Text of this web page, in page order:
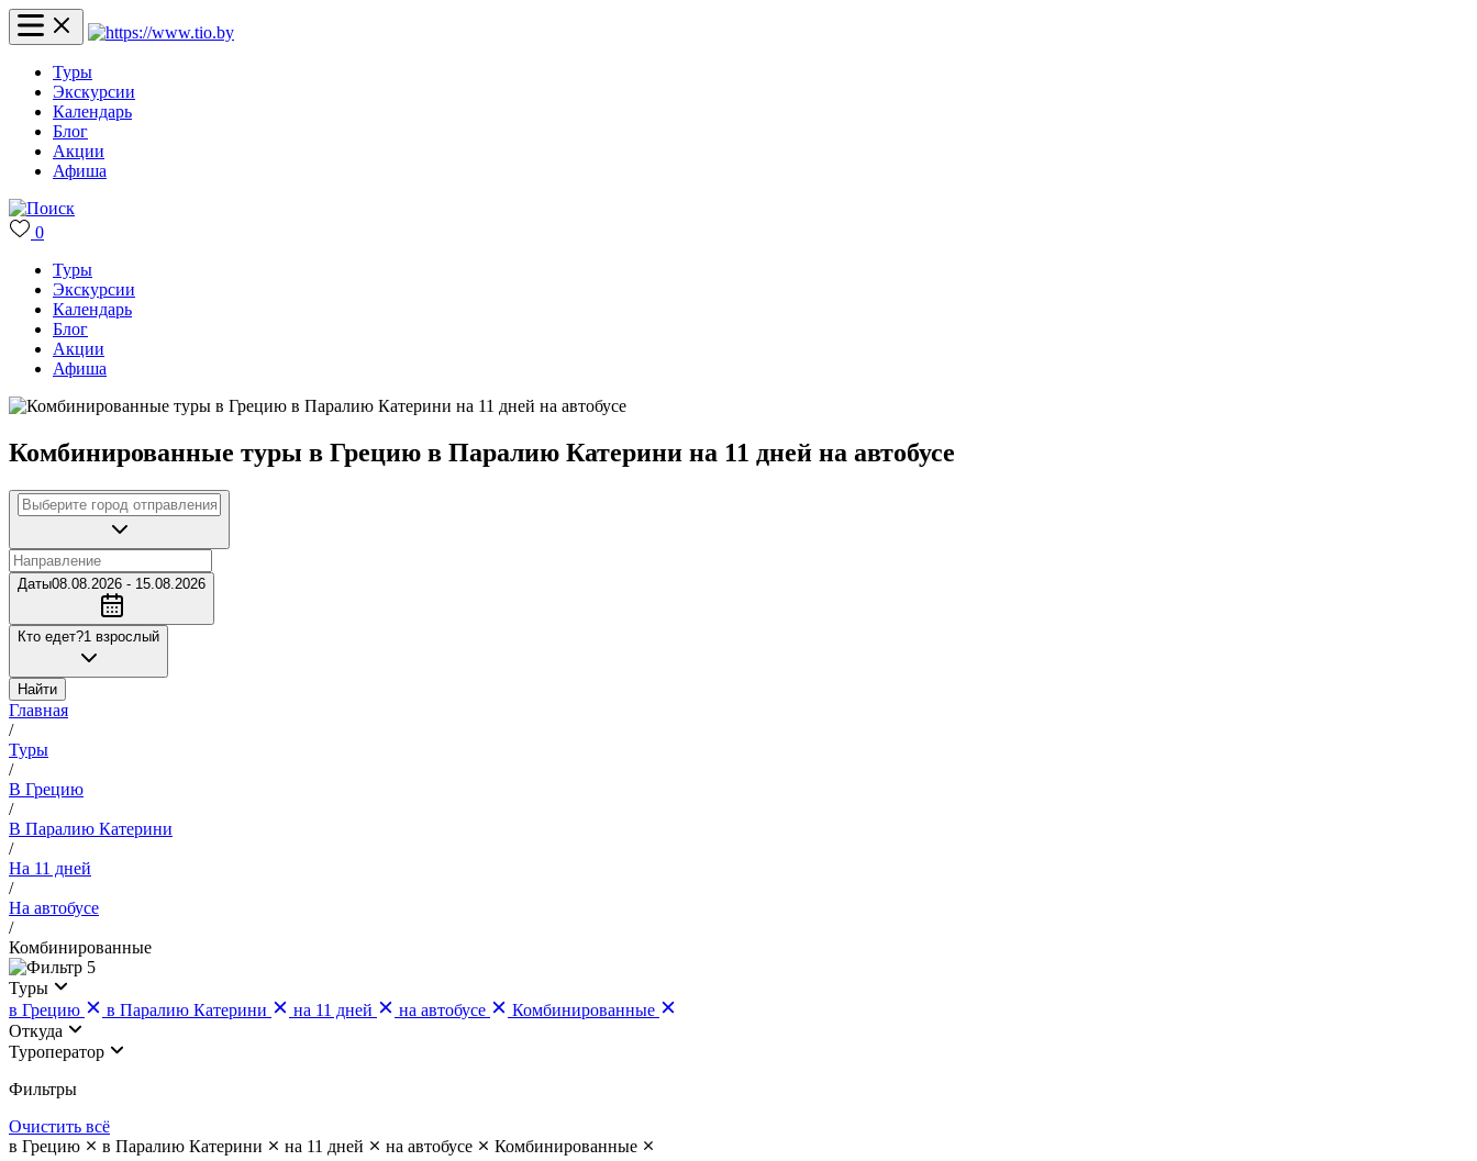
Туры
Экскурсии
Календарь
Блог
Акции
Афиша
0
Туры
Экскурсии
Календарь
Блог
Акции
Афиша
Комбинированные туры в Грецию в Паралию Катерини на 11 дней на автобусе
Даты08.08.2026 - 15.08.2026
Кто едет?1 взрослый
Найти
Главная
/
Туры
/
В Грецию
/
В Паралию Катерини
/
На 11 дней
/
На автобусе
/
Комбинированные
5
Туры
в Грецию
в Паралию Катерини на 11 дней на автобусе
Комбинированные
Откуда
Туроператор
Фильтры
Очистить всё
в Грецию
в Паралию Катерини на 11 дней на автобусе
Комбинированные